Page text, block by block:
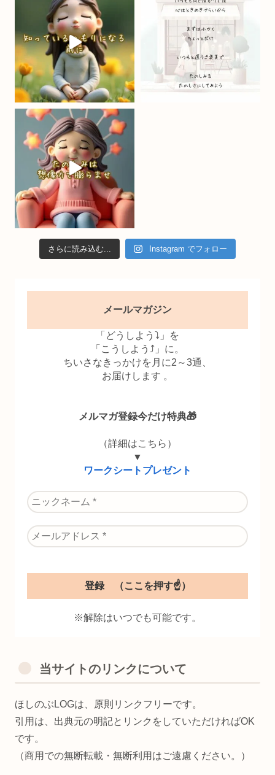
o
k
C
h
a
n
n
el
さらに読み込む... Instagram でフォロー
メールマガジン
「どうしよう⤵」を
「こうしよう⤴」に。
ちいさなきっかけを月に2～3通、
お届けします 。
メルマガ登録今だけ特典🎁
（詳細はこちら）
▼
ワークシートプレゼント
※解除はいつでも可能です。
当サイトのリンクについて
ほしのぶLOGは、原則リンクフリーです。
引用は、出典元の明記とリンクをしていただければOK
です。
（商用での無断転載・無断利用はご遠慮ください。）